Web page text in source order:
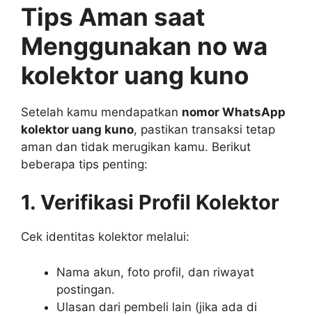
Tips Aman saat
Menggunakan no wa
kolektor uang kuno
Setelah kamu mendapatkan nomor WhatsApp
kolektor uang kuno, pastikan transaksi tetap
aman dan tidak merugikan kamu. Berikut
beberapa tips penting:
1. Verifikasi Profil Kolektor
Cek identitas kolektor melalui:
Nama akun, foto profil, dan riwayat
postingan.
Ulasan dari pembeli lain (jika ada di